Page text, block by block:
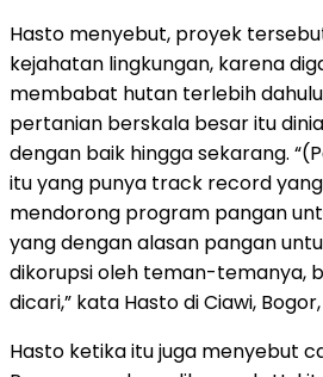
Hasto menyebut, proyek
kejahatan lingkungan, karena
membabat hutan terlebih
pertanian berskala besar itu
dengan baik hingga sekarang.
itu yang punya track record
mendorong program pangan
yang dengan alasan pangan
dikorupsi oleh teman-temanya,
dicari,” kata Hasto di Ciawi,
Hasto ketika itu juga menyebut